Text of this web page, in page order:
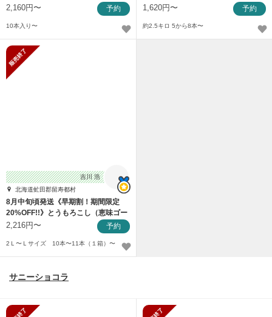
2,160円〜 予約
10本入り〜
1,620円〜 予約
約2.5キロ 5から8本〜
吉川 浩
北海道虻田郡留寿都村
8月中旬頃発送《早期割！期間限定
20%OFF!!》とうもろこし（恵味ゴー
ルド）
2,216円〜 予約
2Ｌ〜Ｌサイズ 10本〜11本（１箱）〜
サニーショコラ